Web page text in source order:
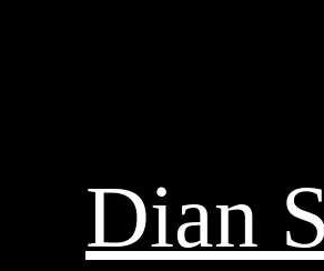
Dian